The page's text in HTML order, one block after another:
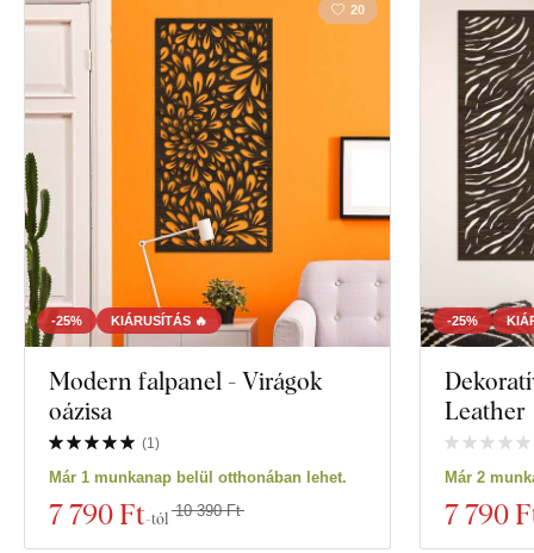
-25% KIÁRUSÍTÁS 🔥
20
Modern falpanel - Virágok
oázisa
(1)
Már 1 munkanap belül otthonában lehet.
7 790 Ft-tól 10 390 Ft
-25%
Leather
Már 2
7 790